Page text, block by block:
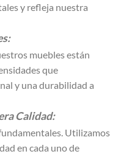
y refleja nuestra
muebles están
que
y una durabilidad a
Calidad:
Utilizamos
en cada uno de